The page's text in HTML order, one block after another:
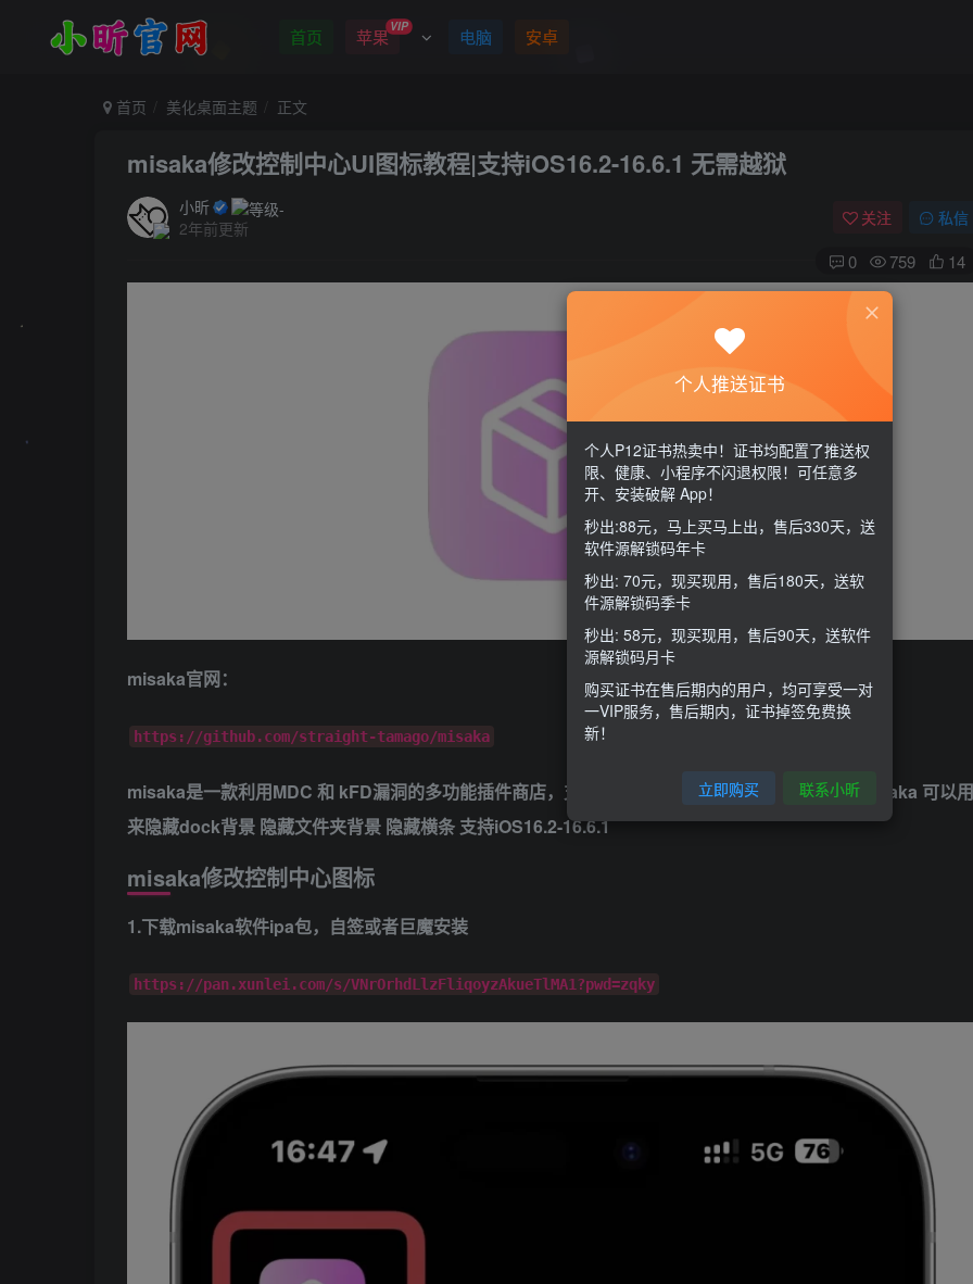
首页 苹果VIP 电脑 安卓
首页 美化桌面主题 正文
misaka修改控制中心UI图标教程|支持iOS16.2-16.6.1 无需越狱
小昕
2年前更新
关注 私信
0 759 14
misaka官网：
https://github.com/straight-tamago/misaka
misaka是一款利用MDC 和 kFD漏洞的多功能插件商店，支持添加软件源安装插件，无需越狱。misaka 可以用
来隐藏dock背景 隐藏文件夹背景 隐藏横条 支持iOS16.2-16.6.1
misaka修改控制中心图标
1.下载misaka软件ipa包，自签或者巨魔安装
https://pan.xunlei.com/s/VNrOrhdLlzFliqoyzAkueTlMA1?pwd=zqky
个人推送证书
个人P12证书热卖中！证书均配置了推送权
限、健康、小程序不闪退权限！可任意多
开、安装破解 App！
秒出:88元，马上买马上出，售后330天，送
软件源解锁码年卡
秒出: 70元，现买现用，售后180天，送软
件源解锁码季卡
秒出: 58元，现买现用，售后90天，送软件
源解锁码月卡
购买证书在售后期内的用户，均可享受一对
一VIP服务，售后期内，证书掉签免费换
新！
立即购买 联系小昕